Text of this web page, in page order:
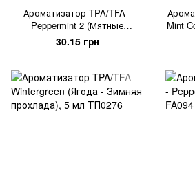
Ароматизатор TPA/TFA -
Peppermint 2 (Мятные
леденцы), 5 мл
30.15 грн
Mint